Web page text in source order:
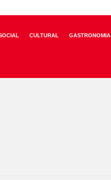
CULTURAL GASTRONOMIA